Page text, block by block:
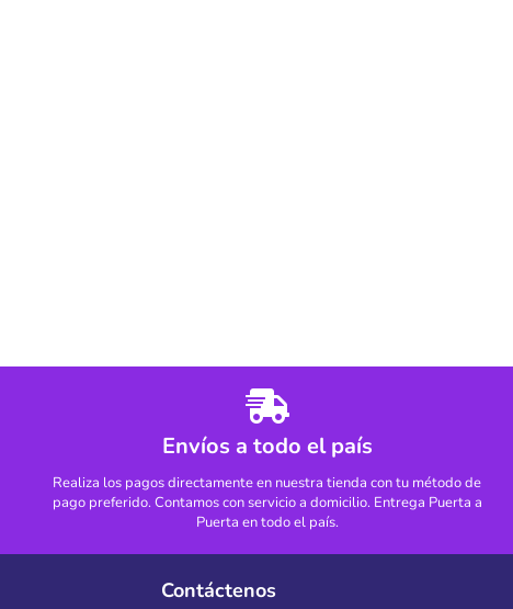
Envíos a todo el país
Realiza los pagos directamente en nuestra tienda con tu método de
pago preferido. Contamos con servicio a domicilio. Entrega Puerta a
Puerta en todo el país.
Contáctenos